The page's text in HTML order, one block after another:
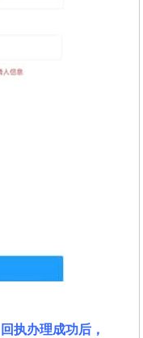
执办理成功后，